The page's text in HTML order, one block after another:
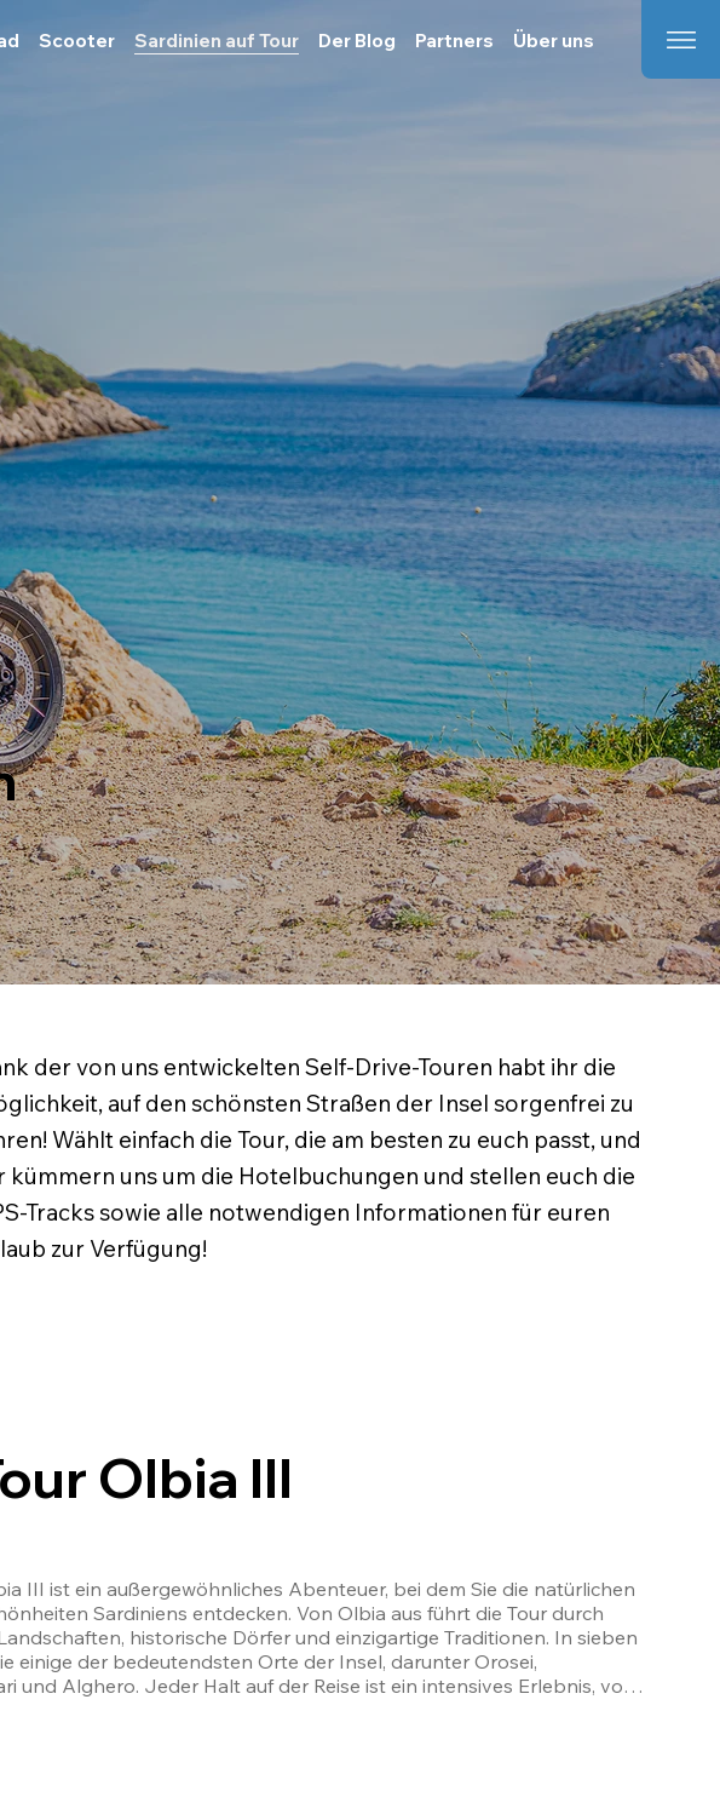
Scooter Sardinien auf Tour Der Blog Partners Über uns
der von uns entwickelten Self-Drive-Touren habt ihr die
auf den schönsten Straßen der Insel sorgenfrei zu
Wählt einfach die Tour, die am besten zu euch passt, und
kümmern uns um die Hotelbuchungen und stellen euch die
Tracks sowie alle notwendigen Informationen für euren
zur Verfügung!
Olbia III
III ist ein außergewöhnliches Abenteuer, bei dem Sie die natürlichen
Sardiniens entdecken. Von Olbia aus führt die Tour durch
historische Dörfer und einzigartige Traditionen. In sieben
einige der bedeutendsten Orte der Insel, darunter Orosei,
und Alghero. Jeder Halt auf der Reise ist ein intensives Erlebnis, von
vergessen, von den weißen Sandwüsten bis zu den kristallklaren
Gelegenheit, das wahre Herz Sardiniens zu entdecken!